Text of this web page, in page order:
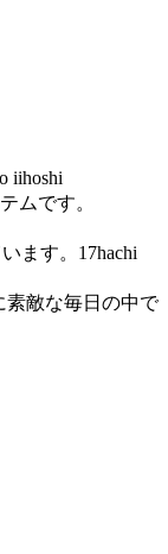
iihoshi
ムです。
ます。17hachi
素敵な毎日の中で